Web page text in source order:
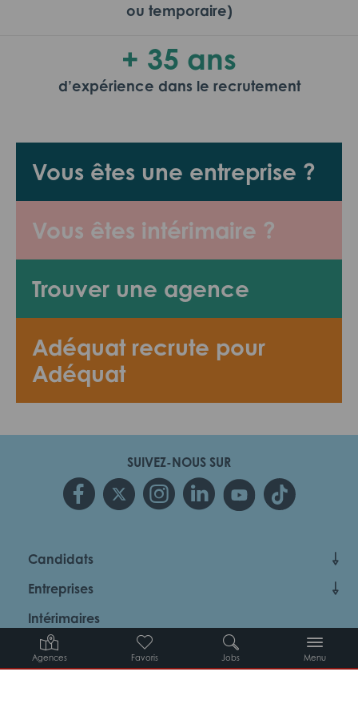
Agences Favoris Jobs Menu
Vous êtes une entreprise ?
Vous êtes intérimaire ?
Trouver une agence
Adéquat recrute pour
Adéquat
ou temporaire)
+ 35 ans
d’expérience dans le recrutement
SUIVEZ-NOUS SUR
Candidats
Entreprises
Intérimaires
À propos d’Adéquat